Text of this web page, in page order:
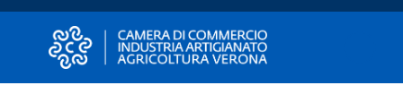
Vai al contenuto
Vai alla navigazione
Vai al footer
Camera di Commercio di Verona
Camera di Commercio di Verona